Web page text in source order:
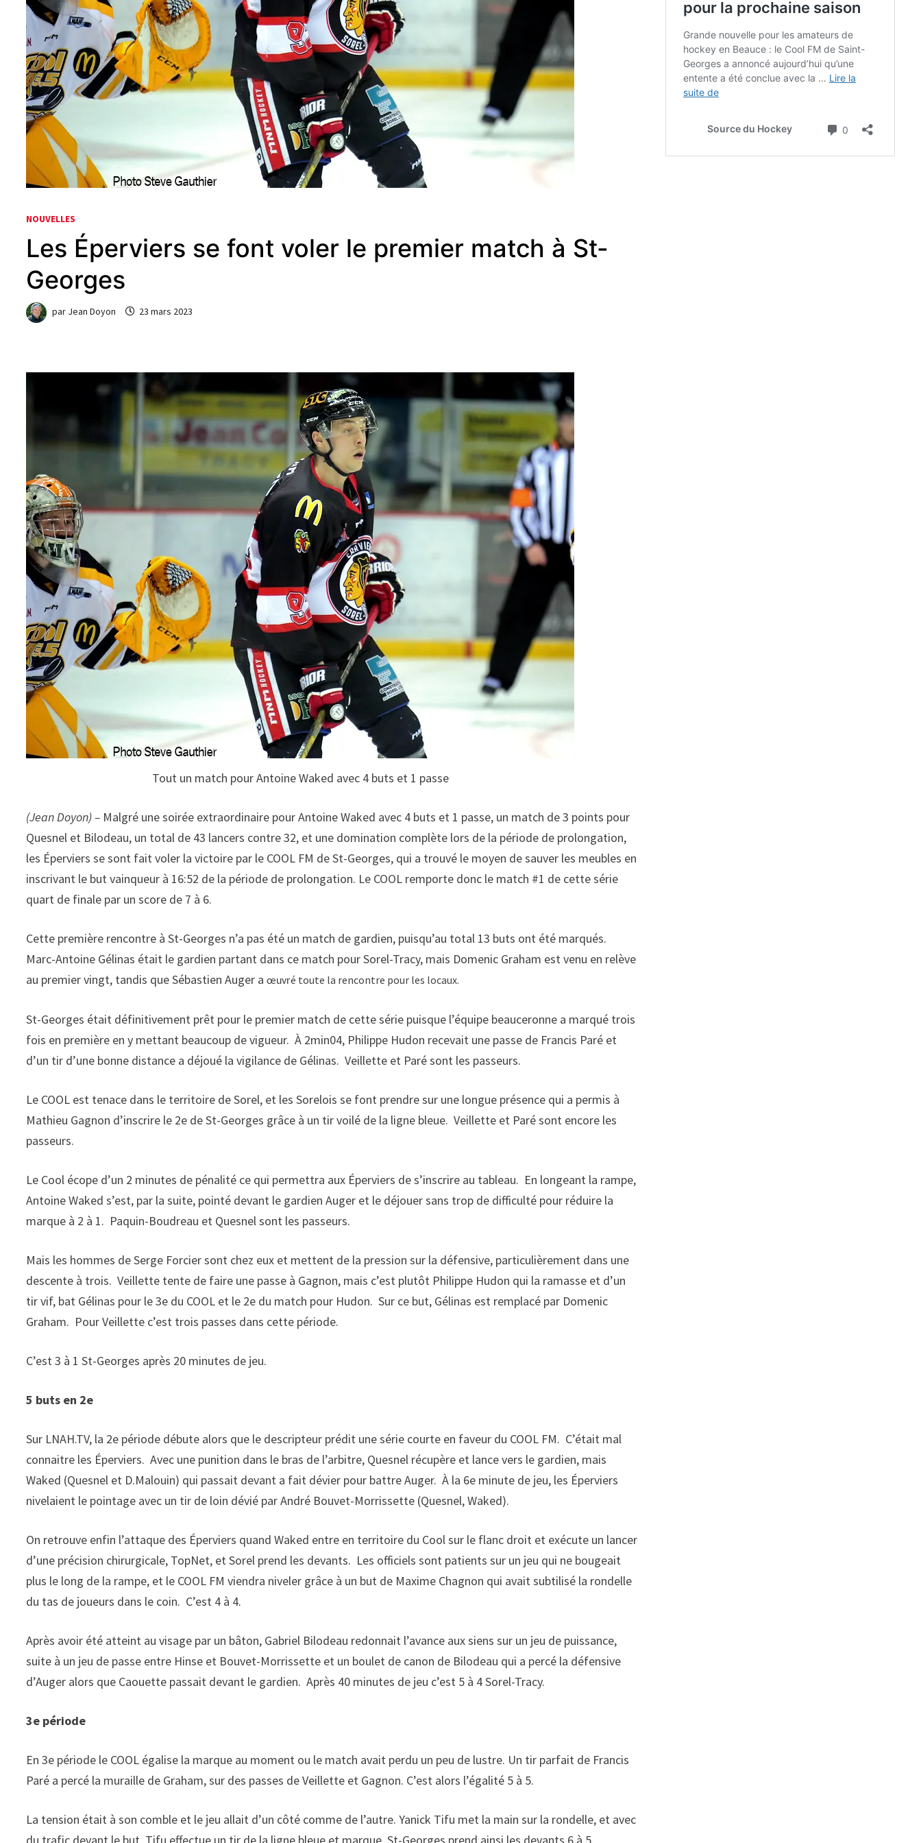
NOUVELLES
Les Éperviers se font voler le premier match à St-
Georges
par Jean Doyon 23 mars 2023
Tout un match pour Antoine Waked avec 4 buts et 1 passe
(Jean Doyon) – Malgré une soirée extraordinaire pour Antoine Waked avec 4 buts et 1 passe, un match de 3 points pour
Quesnel et Bilodeau, un total de 43 lancers contre 32, et une domination complète lors de la période de prolongation,
les Éperviers se sont fait voler la victoire par le COOL FM de St-Georges, qui a trouvé le moyen de sauver les meubles en
inscrivant le but vainqueur à 16:52 de la période de prolongation. Le COOL remporte donc le match #1 de cette série
quart de finale par un score de 7 à 6.
Cette première rencontre à St-Georges n’a pas été un match de gardien, puisqu’au total 13 buts ont été marqués.
Marc-Antoine Gélinas était le gardien partant dans ce match pour Sorel-Tracy, mais Domenic Graham est venu en relève
au premier vingt, tandis que Sébastien Auger aœuvré toute la rencontre pour les locaux.
St-Georges était définitivement prêt pour le premier match de cette série puisque l’équipe beauceronne a marqué trois
fois en première en y mettant beaucoup de vigueur. À 2min04, Philippe Hudon recevait une passe de Francis Paré et
d’un tir d’une bonne distance a déjoué la vigilance de Gélinas. Veillette et Paré sont les passeurs.
Le COOL est tenace dans le territoire de Sorel, et les Sorelois se font prendre sur une longue présence qui a permis à
Mathieu Gagnon d’inscrire le 2e de St-Georges grâce à un tir voilé de la ligne bleue. Veillette et Paré sont encore les
passeurs.
Le Cool écope d’un 2 minutes de pénalité ce qui permettra aux Éperviers de s’inscrire au tableau. En longeant la rampe,
Antoine Waked s’est, par la suite, pointé devant le gardien Auger et le déjouer sans trop de difficulté pour réduire la
marque à 2 à 1. Paquin-Boudreau et Quesnel sont les passeurs.
Mais les hommes de Serge Forcier sont chez eux et mettent de la pression sur la défensive, particulièrement dans une
descente à trois. Veillette tente de faire une passe à Gagnon, mais c’est plutôt Philippe Hudon qui la ramasse et d’un
tir vif, bat Gélinas pour le 3e du COOL et le 2e du match pour Hudon. Sur ce but, Gélinas est remplacé par Domenic
Graham. Pour Veillette c’est trois passes dans cette période.
C’est 3 à 1 St-Georges après 20 minutes de jeu.
5 buts en 2e
Sur LNAH.TV, la 2e période débute alors que le descripteur prédit une série courte en faveur du COOL FM. C’était mal
connaitre les Éperviers. Avec une punition dans le bras de l’arbitre, Quesnel récupère et lance vers le gardien, mais
Waked (Quesnel et D.Malouin) qui passait devant a fait dévier pour battre Auger. À la 6e minute de jeu, les Éperviers
nivelaient le pointage avec un tir de loin dévié par André Bouvet-Morrissette (Quesnel, Waked).
On retrouve enfin l’attaque des Éperviers quand Waked entre en territoire du Cool sur le flanc droit et exécute un lancer
d’une précision chirurgicale, TopNet, et Sorel prend les devants. Les officiels sont patients sur un jeu qui ne bougeait
plus le long de la rampe, et le COOL FM viendra niveler grâce à un but de Maxime Chagnon qui avait subtilisé la rondelle
du tas de joueurs dans le coin. C’est 4 à 4.
Après avoir été atteint au visage par un bâton, Gabriel Bilodeau redonnait l’avance aux siens sur un jeu de puissance,
suite à un jeu de passe entre Hinse et Bouvet-Morrissette et un boulet de canon de Bilodeau qui a percé la défensive
d’Auger alors que Caouette passait devant le gardien. Après 40 minutes de jeu c’est 5 à 4 Sorel-Tracy.
3e période
En 3e période le COOL égalise la marque au moment ou le match avait perdu un peu de lustre. Un tir parfait de Francis
Paré a percé la muraille de Graham, sur des passes de Veillette et Gagnon. C’est alors l’égalité 5 à 5.
La tension était à son comble et le jeu allait d’un côté comme de l’autre. Yanick Tifu met la main sur la rondelle, et avec